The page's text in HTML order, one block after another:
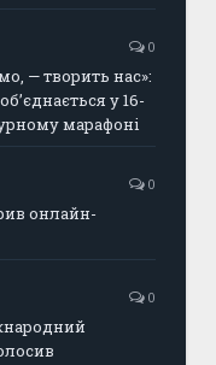
0
— творить нас»:
у 16-
марафоні
0
онлайн-
0